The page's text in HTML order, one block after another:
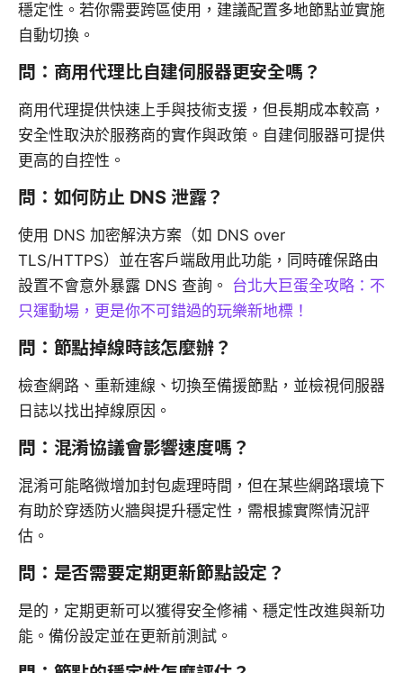
穩定性。若你需要跨區使用，建議配置多地節點並實施
自動切換。
問：商用代理比自建伺服器更安全嗎？
商用代理提供快速上手與技術支援，但長期成本較高，
安全性取決於服務商的實作與政策。自建伺服器可提供
更高的自控性。
問：如何防止 DNS 泄露？
使用 DNS 加密解決方案（如 DNS over
TLS/HTTPS）並在客戶端啟用此功能，同時確保路由
設置不會意外暴露 DNS 查詢。 台北大巨蛋全攻略：不
只運動場，更是你不可錯過的玩樂新地標！
問：節點掉線時該怎麼辦？
檢查網路、重新連線、切換至備援節點，並檢視伺服器
日誌以找出掉線原因。
問：混淆協議會影響速度嗎？
混淆可能略微增加封包處理時間，但在某些網路環境下
有助於穿透防火牆與提升穩定性，需根據實際情況評
估。
問：是否需要定期更新節點設定？
是的，定期更新可以獲得安全修補、穩定性改進與新功
能。備份設定並在更新前測試。